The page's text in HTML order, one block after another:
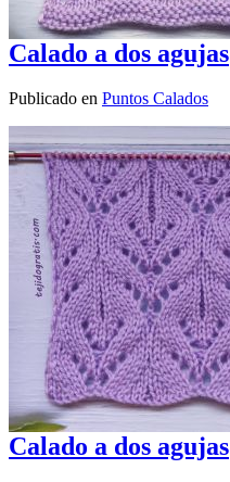
Calado a dos agujas
Publicado en Puntos Calados
Calado a dos agujas